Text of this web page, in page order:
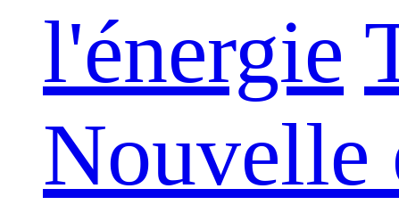
l'énergie
Nouvelle